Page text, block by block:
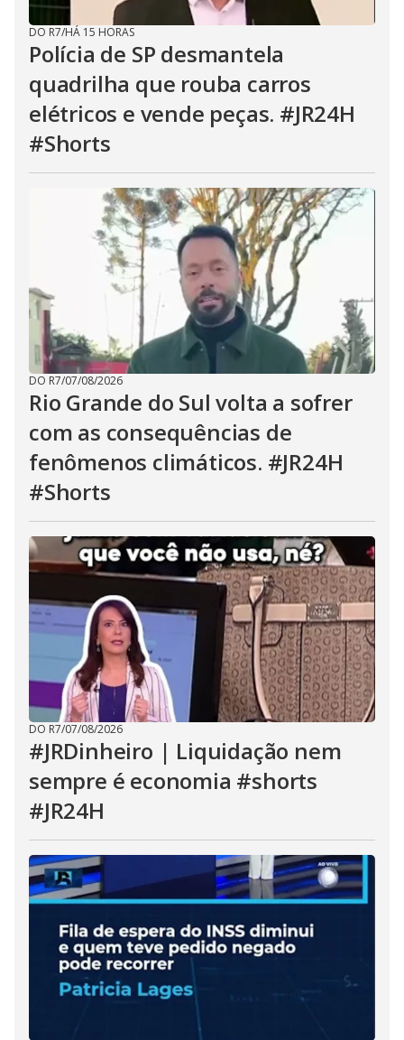
DO R7/HÁ 15 HORAS
Polícia de SP desmantela
quadrilha que rouba carros
elétricos e vende peças. #JR24H
#Shorts
DO R7/07/08/2026
Rio Grande do Sul volta a sofrer
com as consequências de
fenômenos climáticos. #JR24H
#Shorts
DO R7/07/08/2026
#JRDinheiro | Liquidação nem
sempre é economia #shorts
#JR24H